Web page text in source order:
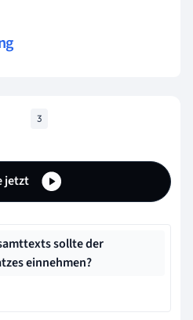
3
jetzt
sollte der
einnehmen?